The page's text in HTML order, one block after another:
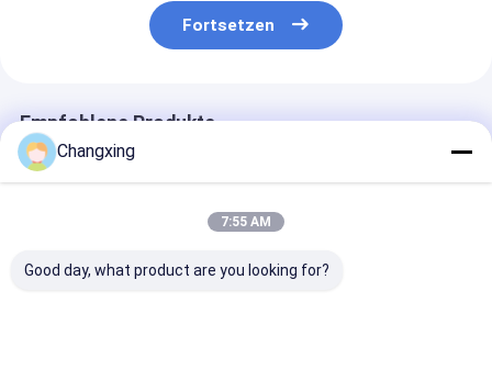
Fortsetzen
Empfohlene Produkte
Changxing
7:55 AM
Good day, what product are you looking for?